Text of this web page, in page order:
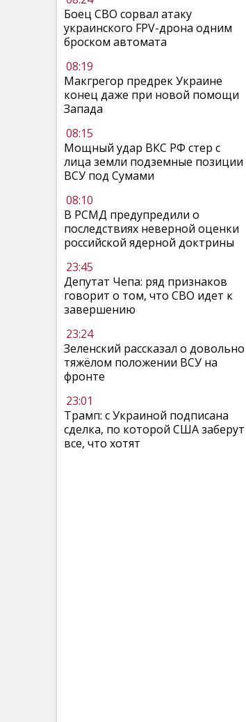
Боец СВО сорвал атаку
украинского FPV-дрона одним
броском автомата
08:19
Макгрегор предрек Украине
конец даже при новой помощи
Запада
08:15
Мощный удар ВКС РФ стер с
лица земли подземные позиции
ВСУ под Сумами
08:10
В РСМД предупредили о
последствиях неверной оценки
российской ядерной доктрины
23:45
Депутат Чепа: ряд признаков
говорит о том, что СВО идет к
завершению
23:24
Зеленский рассказал о довольно
тяжёлом положении ВСУ на
фронте
23:01
Трамп: с Украиной подписана
сделка, по которой США заберут
все, что хотят